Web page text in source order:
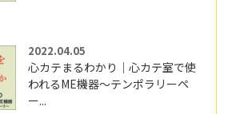
2022.04.05
心カテまるわかり｜心カテ室で使
われるME機器～テンポラリーペ
ー...